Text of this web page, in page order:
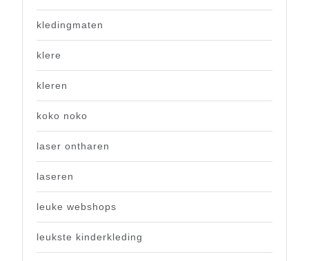
kledingmaten
klere
kleren
koko noko
laser ontharen
laseren
leuke webshops
leukste kinderkleding